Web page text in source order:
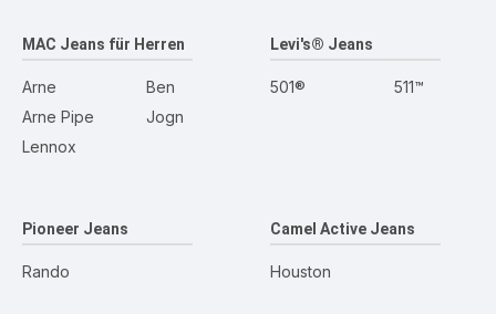
MAC Jeans für Herren
Arne
Arne Pipe
Lennox
Ben
Jogn
Levi's® Jeans
501® 511™
Pioneer Jeans
Rando
Camel Active Jeans
Houston